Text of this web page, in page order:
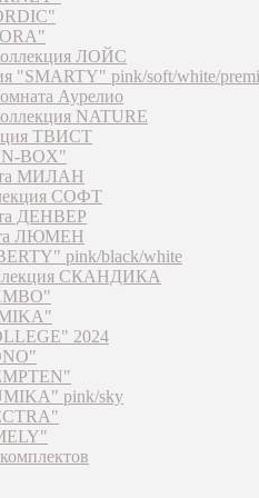
ЛОЙС
"SMARTY" pink/soft/white/
Аурелио
NATURE
ТВИСТ
BOX"
МИЛАН
СОФТ
ДЕНВЕР
ЛЮМЕН
pink/black/white
СКАНДИКА
2024
pink/sky